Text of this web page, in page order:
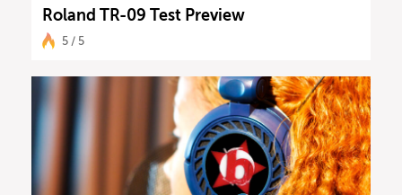
Roland TR-09 Test Preview
5 / 5